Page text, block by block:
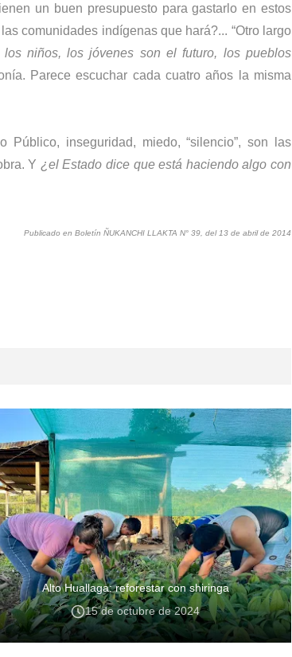
un buen presupuesto para gastarlo en estos
comunidades indígenas que hará?... “Otro largo
los niños, los jóvenes son el futuro, los pueblos
Parece escuchar cada cuatro años la misma
Público, inseguridad, miedo, “silencio”, son las
Y ¿el Estado dice que está haciendo algo con
Publicado en Boletín ÑUKANCHI LLAKTA N° 39, del 13 de abril de 2014
Alto Huallaga: reforestar con shiringa
15 de octubre de 2024